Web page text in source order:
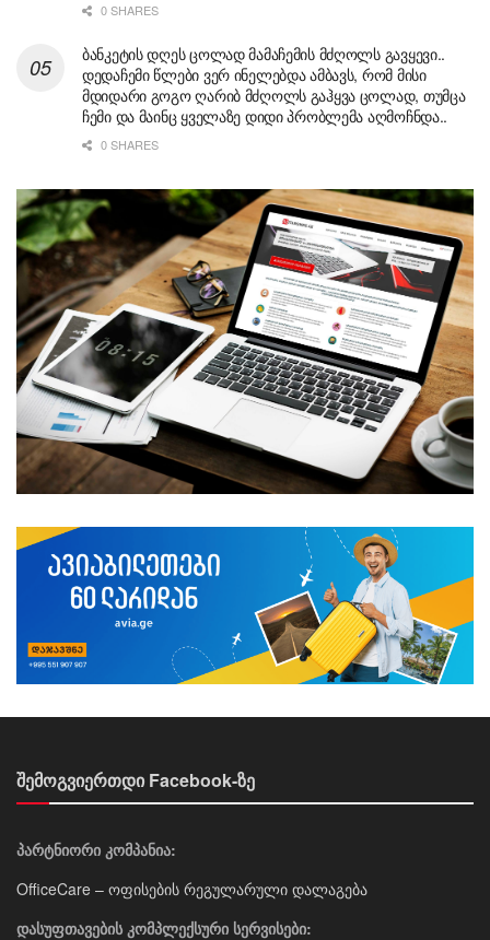
0 SHARES
ბანკეტის დღეს ცოლად მამაჩემის მძღოლს გავყევი..
დედაჩემი წლები ვერ ინელებდა ამბავს, რომ მისი
მდიდარი გოგო ღარიბ მძღოლს გაჰყვა ცოლად, თუმცა
ჩემი და მაინც ყველაზე დიდი პრობლემა აღმოჩნდა..
0 SHARES
შემოგვიერთდი Facebook-ზე
პარტნიორი კომპანია:
OfficeCare – ოფისების რეგულარული დალაგება
დასუფთავების კომპლექსური სერვისები: